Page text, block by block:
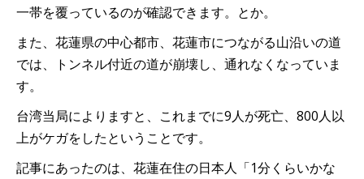
一帯を覆っているのが確認できます。とか。
また、花蓮県の中心都市、花蓮市につながる山沿いの道
では、トンネル付近の道が崩壊し、通れなくなっていま
す。
台湾当局によりますと、これまでに9人が死亡、800人以
上がケガをしたということです。
記事にあったのは、花蓮在住の日本人「1分くらいかな